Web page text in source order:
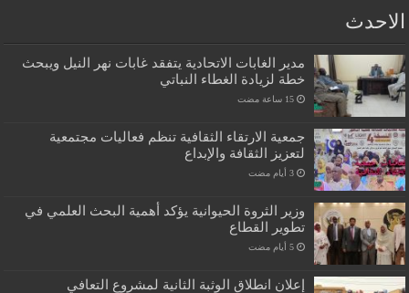
الاحدث
مدير الغابات الاتحادية يتفقد غابات نهر النيل ويبحث
خطة لزيادة الغطاء النباتي
جمعية الارتقاء الثقافية تنظم فعاليات مجتمعية
لتعزيز الثقافة والإبداع
وزير الثروة الحيوانية يؤكد أهمية البحث العلمي في
تطوير القطاع
إعلان انطلاق الوثبة الثانية لمشروع التعافي